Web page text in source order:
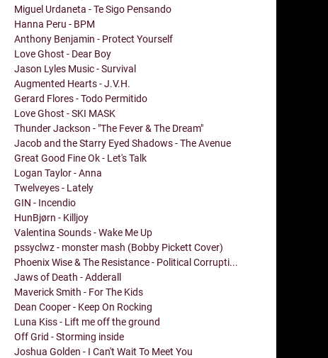
Miguel Urdaneta - Te Sigo Pensando
Hanna Peru - BPM
Anthony Benjamin - Protect Yourself
Love Ghost - Dear Boy
Jason Lyles Music - Survival
Augmented Hearts - J.V.H.
Gerard Flores - Todo Permitido
Love Ghost - SKI MASK
Thunder Jackson - "The Fever & The Dream"
Jacob and the Starry Eyed Shadows - The Avenue
Great Good Fine Ok - Let's Talk
Logan Taylor - Anna
Twelveyes - Lately
GIN - Incendio
HunBjørn - Killjoy
Valentina Sounds - Wake Me Up
pssyclwz - monster mash (Bobby Pickett Cover)
Phoenix Wise & The Resistance - Political Corrupti...
Jaws of Death - Adderall
Maverick Smith - For The Kids
Dean Cooper - Keep On Rocking
Luna Kiss - Lift me off the ground
Off Grid - Storming inside
Joshua Golden - I Can't Wait To Meet You